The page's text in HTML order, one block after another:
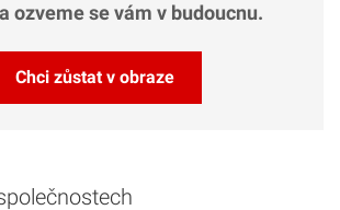
ozveme se vám v budoucnu.
Chci zůstat v obraze